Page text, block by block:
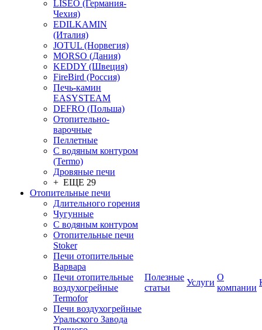
LISEO (Германия-
Чехия)
EDILKAMIN
(Италия)
JOTUL (Норвегия)
MORSO (Дания)
KEDDY (Швеция)
FireBird (Россия)
Печь-камин
EASYSTEAM
DEFRO (Польша)
Отопительно-
варочные
Пеллетные
С водяным контуром
(Termo)
Дровяные печи
+ ЕЩЕ 29
Отопительные печи
Длительного горения
Чугунные
C водяным контуром
Отопительные печи
Stoker
Печи отопительные
Варвара
Печи отопительные
воздухогрейные
Termofor
Печи воздухогрейные
Уральского Завода
Полезные
статьи
Услуги
О
компании